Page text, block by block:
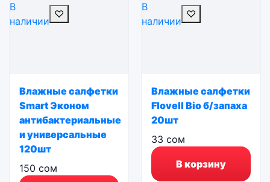
В
наличии
♡
Влажные салфетки
Smart Эконом
антибактериальные
и универсальные
120шт
150 сом
В
наличии
♡
Влажные салфетки
Flovell Bio б/запаха
20шт
33 сом
В корзину